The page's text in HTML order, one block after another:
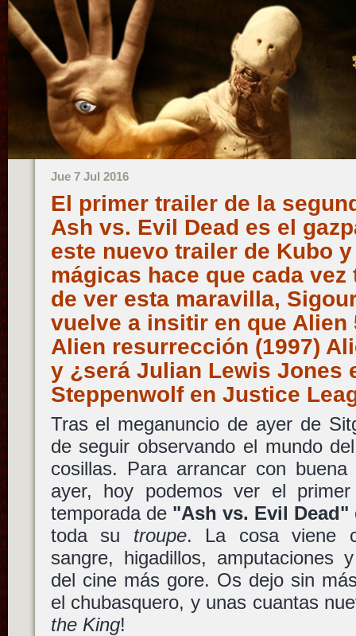
Jue 7 Jul 2016
El primer trailer de la
Ash vs. Evil Dead es el
este nuevo trailer de Kubo
mágicas hace que cada vez
de ver esta maravilla,
vuelve a insitir en que Alien
Alien resurrección (1997)
y ¿será Julian Lewis Jones
Steppenwolf en Justice
Tras el meganuncio de ayer de
de seguir observando el mundo
cosillas. Para arrancar con
ayer, hoy podemos ver el
temporada de "Ash vs. Evil Dead"
toda su troupe. La cosa viene
sangre, higadillos, amputaciones
del cine más gore. Os dejo sin
el chubasquero, y unas cuantas
the King!